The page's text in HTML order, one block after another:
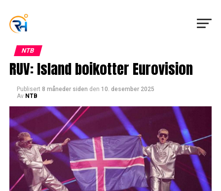
NTB
RUV: Island boikotter Eurovision
Publisert 8 måneder siden den 10. desember 2025
Av NTB